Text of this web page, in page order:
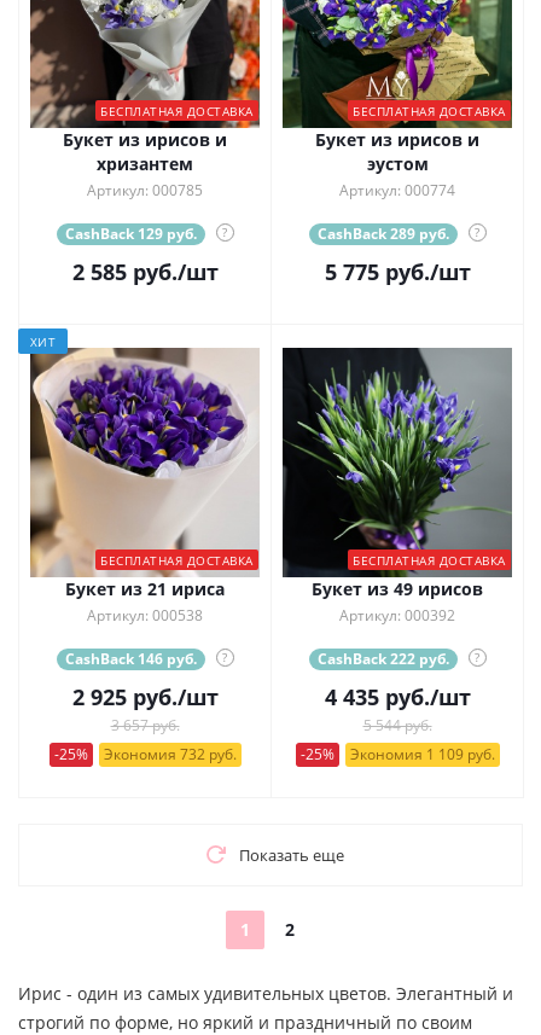
БЕСПЛАТНАЯ ДОСТАВКА
Букет из ирисов и
хризантем
Артикул: 000785
CashBack 129 руб. ?
2 585руб./шт
БЕСПЛАТНАЯ ДОСТАВКА
Букет из ирисов и
эустом
Артикул: 000774
CashBack 289 руб. ?
5 775руб./шт
ХИТ
БЕСПЛАТНАЯ ДОСТАВКА
Букет из 21 ириса
Артикул: 000538
CashBack 146 руб. ?
2 925руб./шт
3 657 руб.
-25%
Экономия 732 руб.
БЕСПЛАТНАЯ ДОСТАВКА
Букет из 49 ирисов
Артикул: 000392
CashBack 222 руб. ?
4 435руб./шт
5 544 руб.
-25%
Экономия 1 109 руб.
Показать еще
1 2
Ирис - один из самых удивительных цветов. Элегантный и
строгий по форме, но яркий и праздничный по своим